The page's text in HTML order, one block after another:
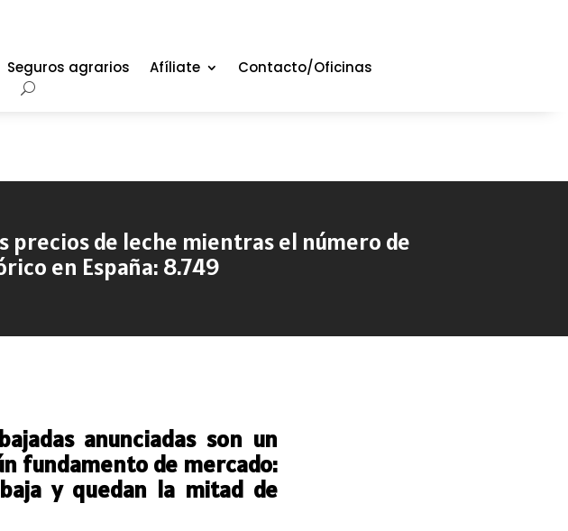
Seguros agrarios Afíliate Contacto/Oficinas
precios de leche mientras el número de
en España: 8.749
anunciadas son un
fundamento de mercado:
y quedan la mitad de